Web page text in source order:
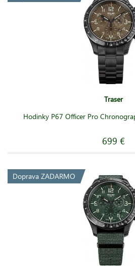
Traser
Hodinky P67 Officer Pro
699 €
Doprava ZADARMO